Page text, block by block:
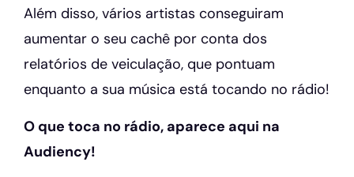
Além disso, vários artistas conseguiram
aumentar o seu cachê por conta dos
relatórios de veiculação, que pontuam
enquanto a sua música está tocando no rádio!
O que toca no rádio, aparece aqui na
Audiency!